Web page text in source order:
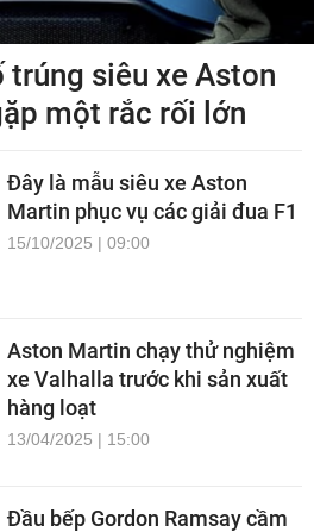
trúng siêu xe Aston
một rắc rối lớn
Đây là mẫu siêu xe Aston
Martin phục vụ các giải đua F1
15/10/2025 | 09:00
Aston Martin chạy thử nghiệm
xe Valhalla trước khi sản xuất
hàng loạt
13/04/2025 | 15:00
Đầu bếp Gordon Ramsay cầm